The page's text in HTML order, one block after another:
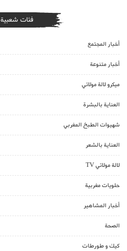
فئات شعبية
أخبار المجتمع
أخبار متنوعة
ميكرو لالة مولاتي
العناية بالبشرة
شهيوات الطبخ المغربي
العناية بالشعر
لالة مولاتي TV
حلويات مغربية
أخبار المشاهير
الصحة
كيك و طورطات